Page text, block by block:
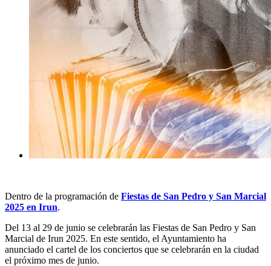
Dentro de la programación de Fiestas de San Pedro y San Marcial
2025 en Irun.
Del 13 al 29 de junio se celebrarán las Fiestas de San Pedro y San
Marcial de Irun 2025. En este sentido, el Ayuntamiento ha
anunciado el cartel de los conciertos que se celebrarán en la ciudad
el próximo mes de junio.